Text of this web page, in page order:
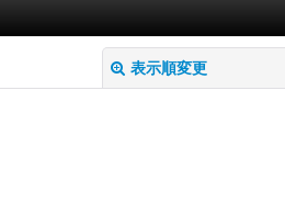
表示順変更